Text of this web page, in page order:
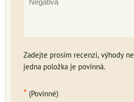
Zadejte prosím recenzi, výhody
jedna položka je povinná.
* (Povinné)